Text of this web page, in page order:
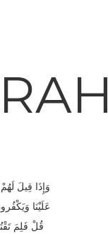
وَإِذَا قِيلَ
عَلَيْنَا
قُلْ فَلِمَ